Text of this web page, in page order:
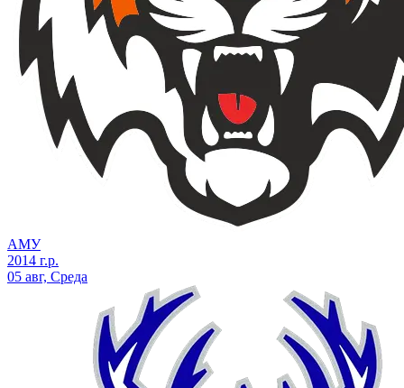
АМУ
2014 г.р.
05 авг, Среда